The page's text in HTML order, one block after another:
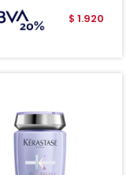
$ 1.920